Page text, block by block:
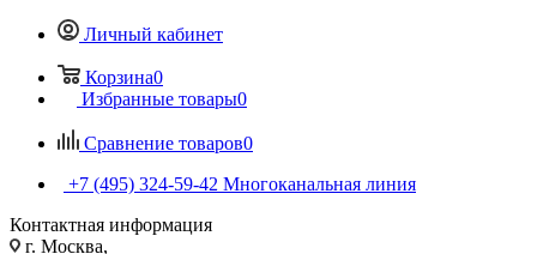
Личный кабинет
Корзина0
Избранные товары0
Сравнение товаров0
+7 (495) 324-59-42 Многоканальная линия
Контактная информация
г. Москва,